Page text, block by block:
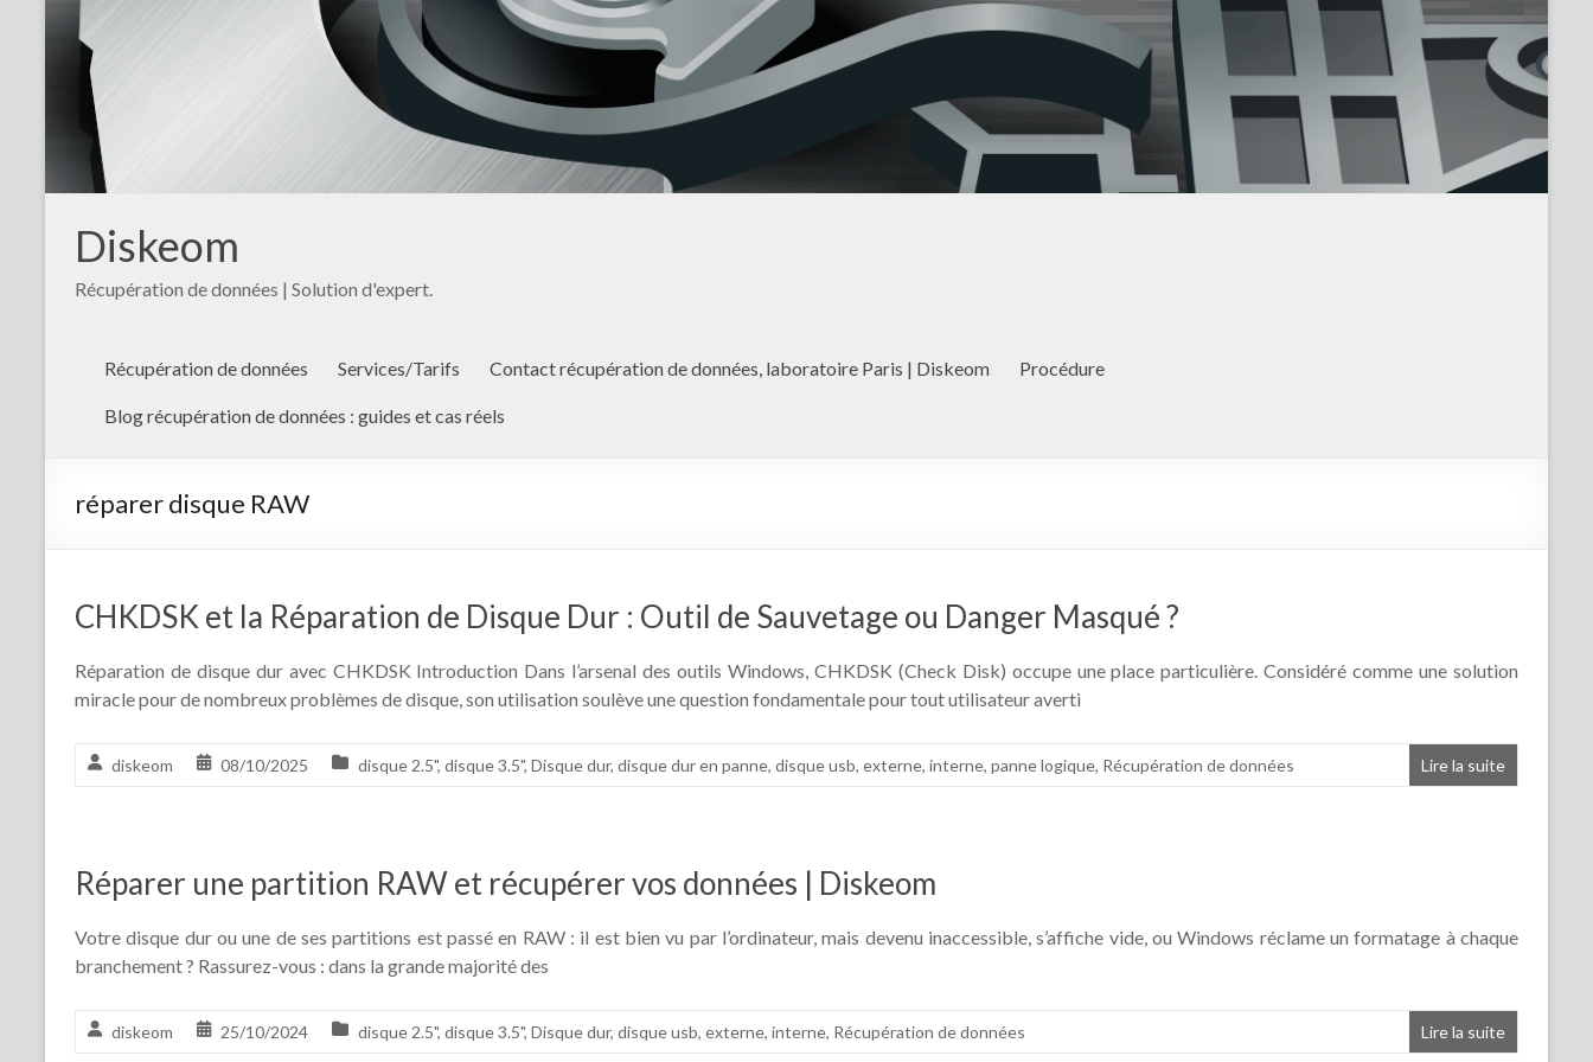
Diskeom
Récupération de données | Solution d'expert.
Récupération de données Services/Tarifs Contact récupération de données, laboratoire Paris | Diskeom Procédure
Blog récupération de données : guides et cas réels
réparer disque RAW
CHKDSK et la Réparation de Disque Dur : Outil de Sauvetage ou Danger Masqué ?
Réparation de disque dur avec CHKDSK Introduction Dans l’arsenal des outils Windows, CHKDSK (Check Disk) occupe une place particulière. Considéré comme une solution
miracle pour de nombreux problèmes de disque, son utilisation soulève une question fondamentale pour tout utilisateur averti
diskeom 08/10/2025 disque 2.5", disque 3.5", Disque dur, disque dur en panne, disque usb, externe, interne, panne logique, Récupération de données Lire la suite
Réparer une partition RAW et récupérer vos données | Diskeom
Votre disque dur ou une de ses partitions est passé en RAW : il est bien vu par l’ordinateur, mais devenu inaccessible, s’affiche vide, ou Windows réclame un formatage à chaque
branchement ? Rassurez-vous : dans la grande majorité des
diskeom 25/10/2024 disque 2.5", disque 3.5", Disque dur, disque usb, externe, interne, Récupération de données Lire la suite